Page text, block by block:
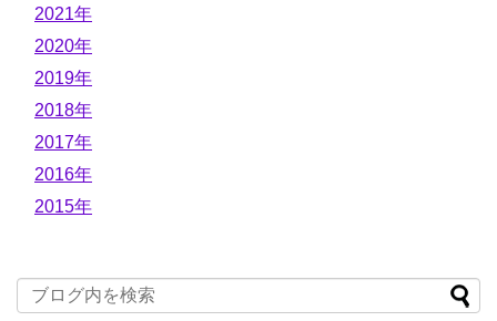
2021年
2020年
2019年
2018年
2017年
2016年
2015年